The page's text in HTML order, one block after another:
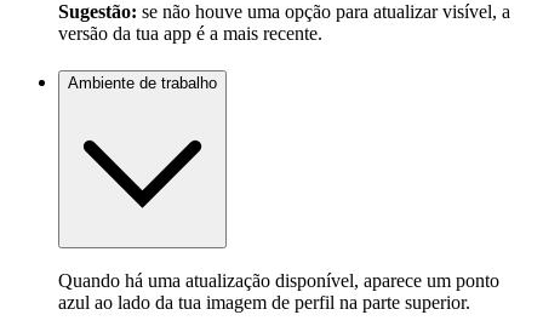
Sugestão: se não houve uma opção para atualizar visível, a
versão da tua app é a mais recente.
Ambiente de trabalho
Quando há uma atualização disponível, aparece um ponto
azul ao lado da tua imagem de perfil na parte superior.